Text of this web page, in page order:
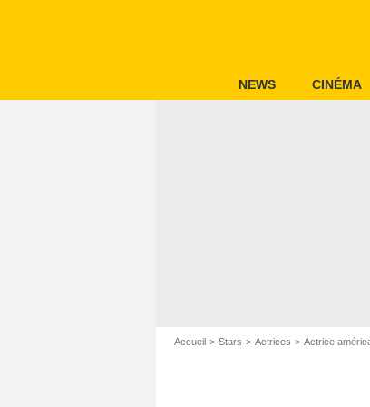
NEWS CINÉMA
Accueil Stars Actrices Actrice